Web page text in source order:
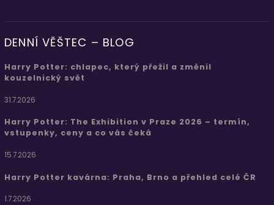
DENNÍ VĚŠTEC – BLOG
Harry Potter: chlapec, který přežil a změnil
kouzelnický svět
31.7.2026
Harry Potter: The Exhibition v Praze 2026 – termín,
vstupenky, ceny a co vás čeká
15.7.2026
Harry Potter kavárna: Praha, Brno a přehled celé ČR
1.7.2026